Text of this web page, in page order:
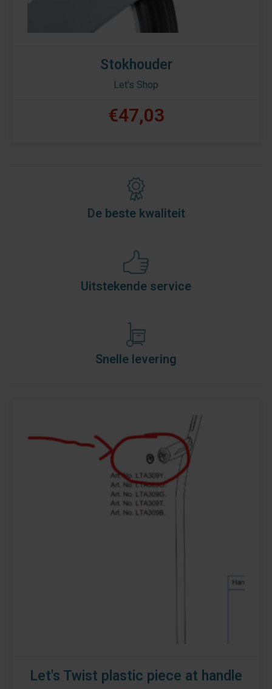
Stokhouder
Let's Shop
€47,03
De beste kwaliteit
Uitstekende service
Snelle levering
Let's Twist plastic piece at handle